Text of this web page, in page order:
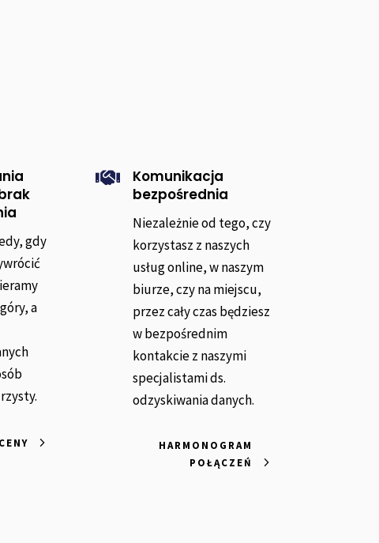
gdy
a

Komunikacja
bezpośrednia
Niezależnie od tego, czy
korzystasz z naszych
usług online, w naszym
biurze, czy na miejscu,
przez cały czas będziesz
w bezpośrednim
kontakcie z naszymi
specjalistami ds.
odzyskiwania danych.
HARMONOGRAM
POŁĄCZEŃ